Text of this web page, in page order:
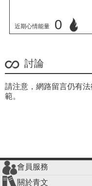
近期心情能量 0
討論
請注意，網路留言仍有
範。
會員服務
會員辦法
客服信箱
隱私條款
網站導覽關於青文